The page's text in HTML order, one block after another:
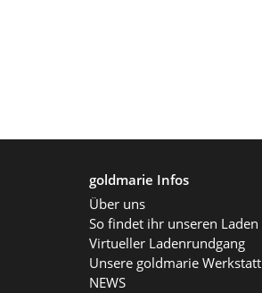
goldmarie Infos
Über uns
So findet ihr unseren Laden
Virtueller Ladenrundgang
Unsere goldmarie Werkstatt
NEWS